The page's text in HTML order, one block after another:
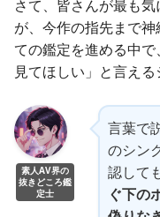
さて、皆さんが最も
が、今作の指先まで
ての鑑定を進める中
見てほしい」と言える
素人AV界の
抜きどころ鑑
定士
言葉で
のシン
認して
ぐ下の